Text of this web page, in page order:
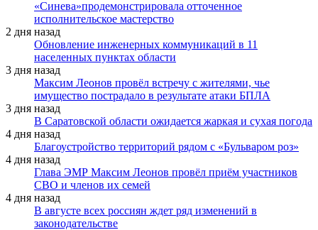
«Синева»продемонстрировала отточенное
исполнительское мастерство
2 дня назад
Обновление инженерных коммуникаций в 11
населенных пунктах области
3 дня назад
Максим Леонов провёл встречу с жителями, чье
имущество пострадало в результате атаки БПЛА
3 дня назад
В Саратовской области ожидается жаркая и сухая погода
4 дня назад
Благоустройство территорий рядом с «Бульваром роз»
4 дня назад
Глава ЭМР Максим Леонов провёл приём участников
СВО и членов их семей
4 дня назад
В августе всех россиян ждет ряд изменений в
законодательстве